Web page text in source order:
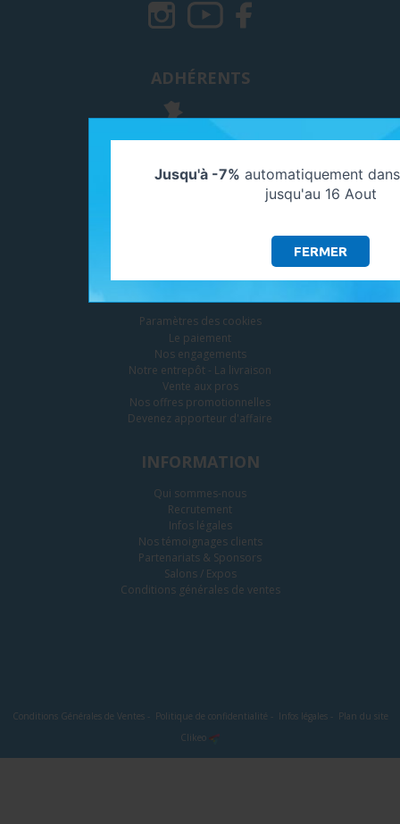
ADHÉRENTS
SERVICES
Paramètres des cookies
Le paiement
Nos engagements
Notre entrepôt - La livraison
Vente aux pros
Nos offres promotionnelles
Devenez apporteur d'affaire
INFORMATION
Qui sommes-nous
Recrutement
Infos légales
Nos témoignages clients
Partenariats & Sponsors
Salons / Expos
Conditions générales de ventes
Conditions Générales de Ventes- Politique de confidentialité - Infos légales- Plan du site
Clikeo
Jusqu'à -7% automatiquement
jusqu'au 16 Aout
FERMER